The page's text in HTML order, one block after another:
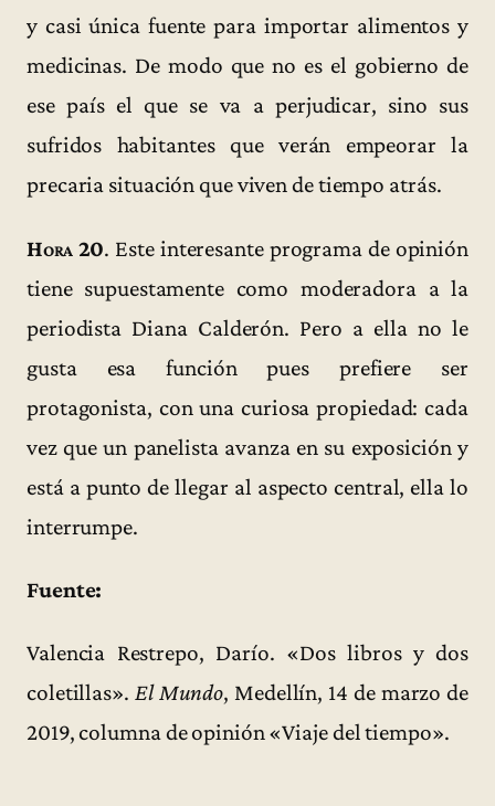
y casi única fuente para importar alimentos y
medicinas. De modo que no es el gobierno de
ese país el que se va a perjudicar, sino sus
sufridos habitantes que verán empeorar la
precaria situación que viven de tiempo atrás.
Hora 20. Este interesante programa de opinión
tiene supuestamente como moderadora a la
periodista Diana Calderón. Pero a ella no le
gusta esa función pues prefiere ser
protagonista, con una curiosa propiedad: cada
vez que un panelista avanza en su exposición y
está a punto de llegar al aspecto central, ella lo
interrumpe.
Fuente:
Valencia Restrepo, Darío. «Dos libros y dos
coletillas». El Mundo, Medellín, 14 de marzo de
2019, columna de opinión «Viaje del tiempo».